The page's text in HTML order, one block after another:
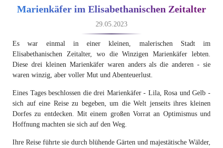
Marienkäfer im Elisabethanischen Zeitalter
29.05.2023
Es war einmal in einer kleinen, malerischen Stadt im
Elisabethanischen Zeitalter, wo die Winzigen Marienkäfer lebten.
Diese drei kleinen Marienkäfer waren anders als die anderen - sie
waren winzig, aber voller Mut und Abenteuerlust.
Eines Tages beschlossen die drei Marienkäfer - Lila, Rosa und Gelb -
sich auf eine Reise zu begeben, um die Welt jenseits ihres kleinen
Dorfes zu entdecken. Mit einem großen Vorrat an Optimismus und
Hoffnung machten sie sich auf den Weg.
Ihre Reise führte sie durch blühende Gärten und majestätische Wälder,